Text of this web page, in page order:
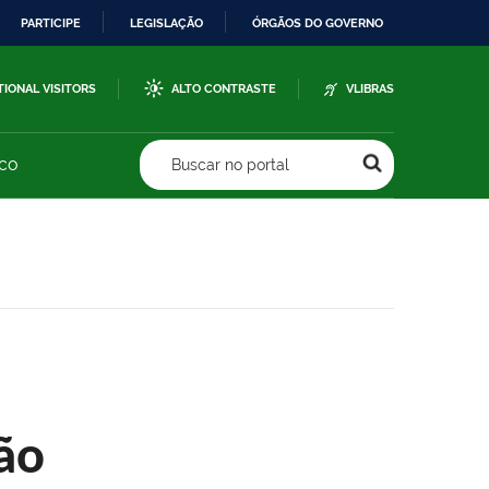
PARTICIPE LEGISLAÇÃO ÓRGÃOS DO GOVERNO
VISITORS ALTO CONTRASTE VLIBRAS
Buscar no portal